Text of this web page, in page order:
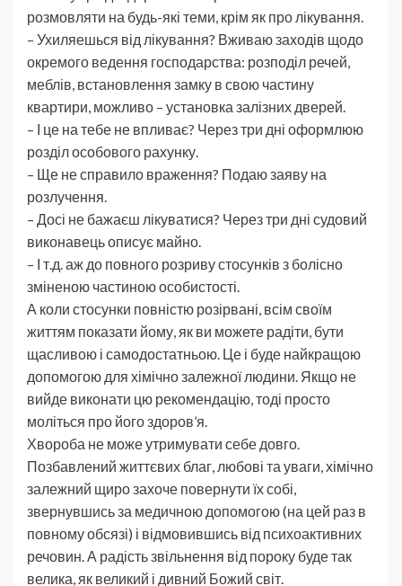
розмовляти на будь-які теми, крім як про лікування.
– Ухиляешься від лікування? Вживаю заходів щодо
окремого ведення господарства: розподіл речей,
меблів, встановлення замку в свою частину
квартири, можливо – установка залізних дверей.
– І це на тебе не впливає? Через три дні оформлюю
розділ особового рахунку.
– Ще не справило враження? Подаю заяву на
розлучення.
– Досі не бажаєш лікуватися? Через три дні судовий
виконавець описує майно.
– І т.д. аж до повного розриву стосунків з болісно
зміненою частиною особистості.
А коли стосунки повністю розірвані, всім своїм
життям показати йому, як ви можете радіти, бути
щасливою і самодостатньою. Це і буде найкращою
допомогою для хімічно залежної людини. Якщо не
вийде виконати цю рекомендацію, тоді просто
моліться про його здоров’я.
Хвороба не може утримувати себе довго.
Позбавлений життєвих благ, любові та уваги, хімічно
залежний щиро захоче повернути їх собі,
звернувшись за медичною допомогою (на цей раз в
повному обсязі) і відмовившись від психоактивних
речовин. А радість звільнення від пороку буде так
велика, як великий і дивний Божий світ.